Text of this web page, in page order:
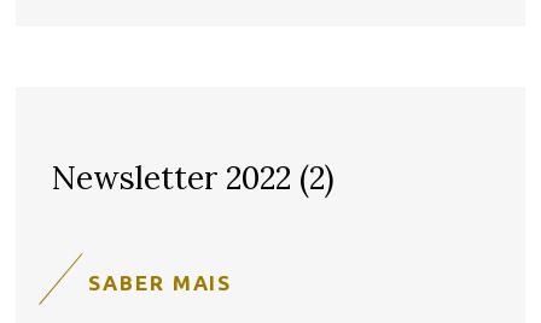
Newsletter 2022 (2)
SABER MAIS